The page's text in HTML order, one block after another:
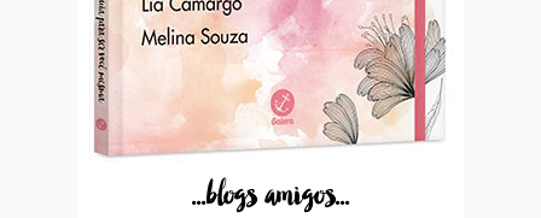
...blogs amigos...